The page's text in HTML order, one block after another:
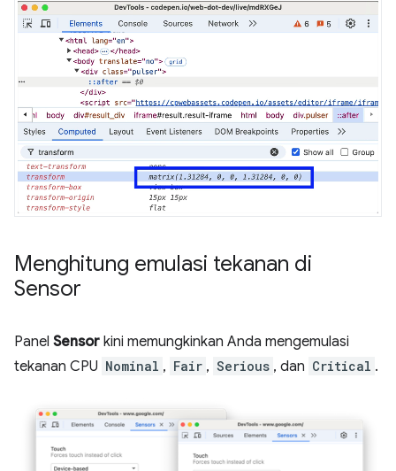
Menghitung emulasi tekanan di
Sensor
Panel Sensor kini memungkinkan Anda mengemulasi
tekanan CPU Nominal , Fair , Serious , dan Critical .